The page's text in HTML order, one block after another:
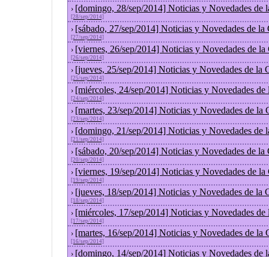
› [domingo, 28/sep/2014] Noticias y Novedades de
[28/sep/2014]
› [sábado, 27/sep/2014] Noticias y Novedades de la
[27/sep/2014]
› [viernes, 26/sep/2014] Noticias y Novedades de la
[26/sep/2014]
› [jueves, 25/sep/2014] Noticias y Novedades de la
[25/sep/2014]
› [miércoles, 24/sep/2014] Noticias y Novedades de
[24/sep/2014]
› [martes, 23/sep/2014] Noticias y Novedades de la
[23/sep/2014]
› [domingo, 21/sep/2014] Noticias y Novedades de
[21/sep/2014]
› [sábado, 20/sep/2014] Noticias y Novedades de la
[20/sep/2014]
› [viernes, 19/sep/2014] Noticias y Novedades de la
[19/sep/2014]
› [jueves, 18/sep/2014] Noticias y Novedades de la
[18/sep/2014]
› [miércoles, 17/sep/2014] Noticias y Novedades de
[17/sep/2014]
› [martes, 16/sep/2014] Noticias y Novedades de la
[16/sep/2014]
› [domingo, 14/sep/2014] Noticias y Novedades de